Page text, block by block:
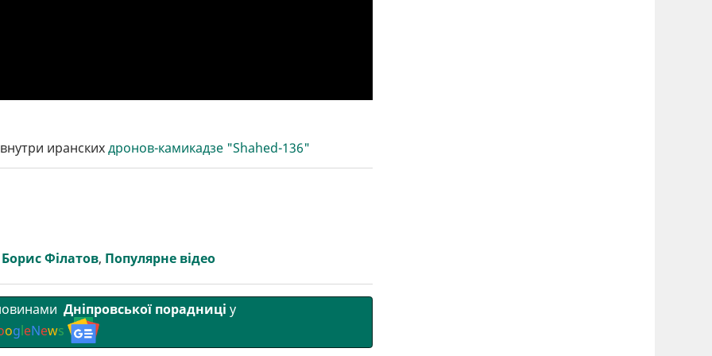
иранскихдронов-камикадзе "Shahed-136"
Борис Філатов, Популярне відео
Дніпровської порадниці у
ogleNews